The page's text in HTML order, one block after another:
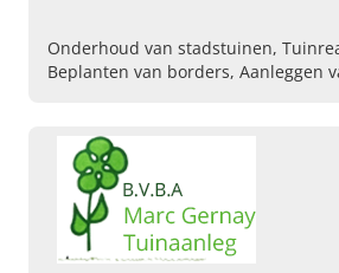
Onderhoud van stadstuinen,
Beplanten van borders, Aanleggen
takken, Gazonaanleg, Tuinplan
Snoeiwerk